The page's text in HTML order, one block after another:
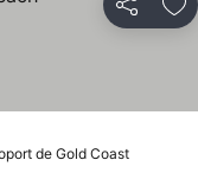
Partager
de Gold Coast
prix